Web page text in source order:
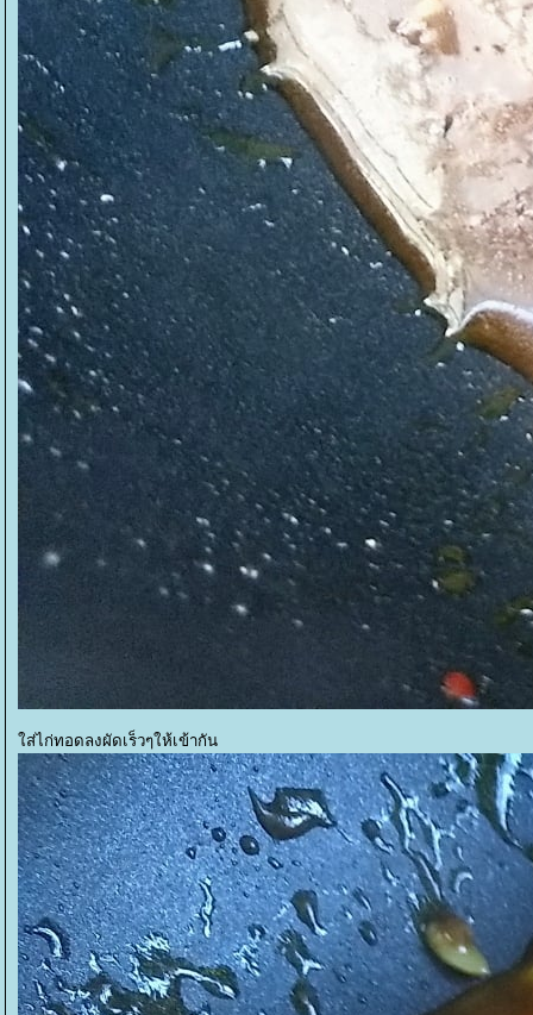
ส่ไก่ทอดลงผัดเร็วๆให้เข้ากัน